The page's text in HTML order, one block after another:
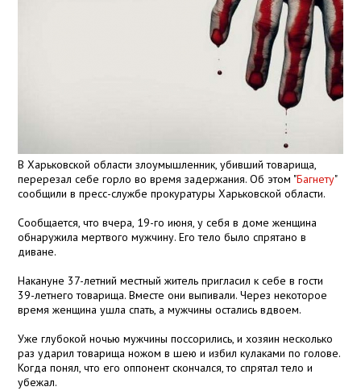
В Харьковской области злоумышленник, убивший товарища,
перерезал себе горло во время задержания. Об этом "Багнету"
сообщили в пресс-службе прокуратуры Харьковской области.
Сообщается, что вчера, 19-го июня, у себя в доме женщина
обнаружила мертвого мужчину. Его тело было спрятано в
диване.
Накануне 37-летний местный житель пригласил к себе в гости
39-летнего товарища. Вместе они выпивали. Через некоторое
время женщина ушла спать, а мужчины остались вдвоем.
Уже глубокой ночью мужчины поссорились, и хозяин несколько
раз ударил товарища ножом в шею и избил кулаками по голове.
Когда понял, что его оппонент скончался, то спрятал тело и
убежал.